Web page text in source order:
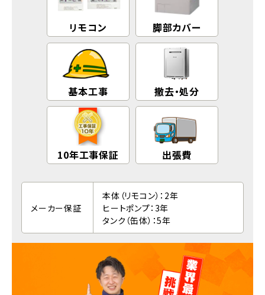
リモコン 脚部カバー
基本工事 撤去・処分
10年工事保証 出張費
メーカー保証
本体（リモコン）：2年
ヒートポンプ：3年
タンク（缶体）：5年